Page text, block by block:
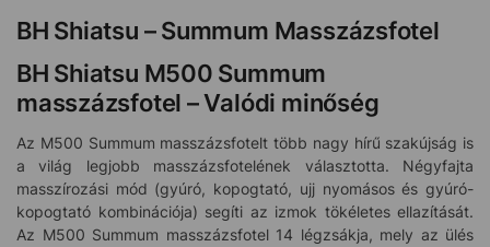
BH Shiatsu – Summum Masszázsfotel
BH Shiatsu M500 Summum
masszázsfotel – Valódi minőség
Az M500 Summum masszázsfotelt több nagy hírű szakújság is
a világ legjobb masszázsfotelének választotta. Négyfajta
masszírozási mód (gyúró, kopogtató, ujj nyomásos és gyúró-
kopogtató kombinációja) segíti az izmok tökéletes ellazítását.
Az M500 Summum masszázsfotel 14 légzsákja, mely az ülés